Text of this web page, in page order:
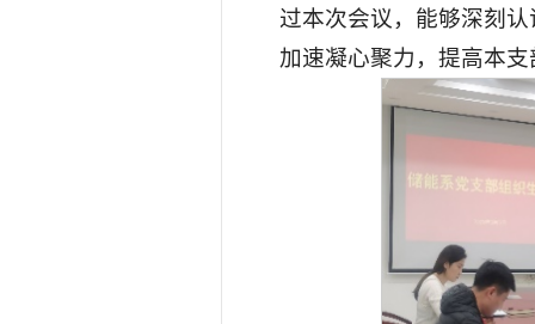
过本次会议，能够深刻
加速凝心聚力，提高本